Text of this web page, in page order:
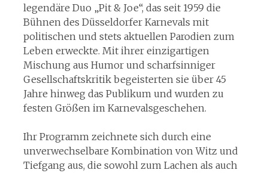
legendäre Duo „Pit & Joe“, das seit 1959 die
Bühnen des Düsseldorfer Karnevals mit
politischen und stets aktuellen Parodien zum
Leben erweckte. Mit ihrer einzigartigen
Mischung aus Humor und scharfsinniger
Gesellschaftskritik begeisterten sie über 45
Jahre hinweg das Publikum und wurden zu
festen Größen im Karnevalsgeschehen.
Ihr Programm zeichnete sich durch eine
unverwechselbare Kombination von Witz und
Tiefgang aus, die sowohl zum Lachen als auch